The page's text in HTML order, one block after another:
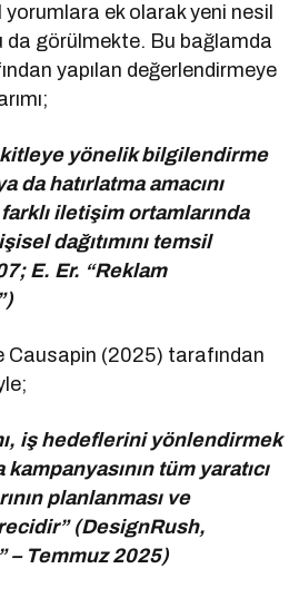
yorumlara ek olarak yeni nesil
da görülmekte. Bu bağlamda
yapılan değerlendirmeye
yönelik bilgilendirme
da hatırlatma amacını
iletişim ortamlarında
dağıtımını temsil
E. Er. “Reklam
Causapin (2025) tarafından
iş hedeflerini yönlendirmek
tüm yaratıcı
planlanması ve
(DesignRush,
– Temmuz 2025)